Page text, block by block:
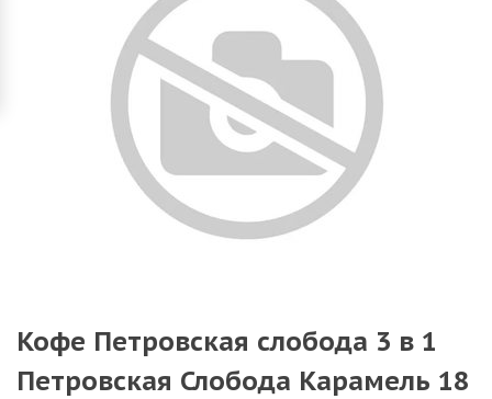
Кофе Петровская слобода 3 в 1
Петровская Слобода Карамель 18